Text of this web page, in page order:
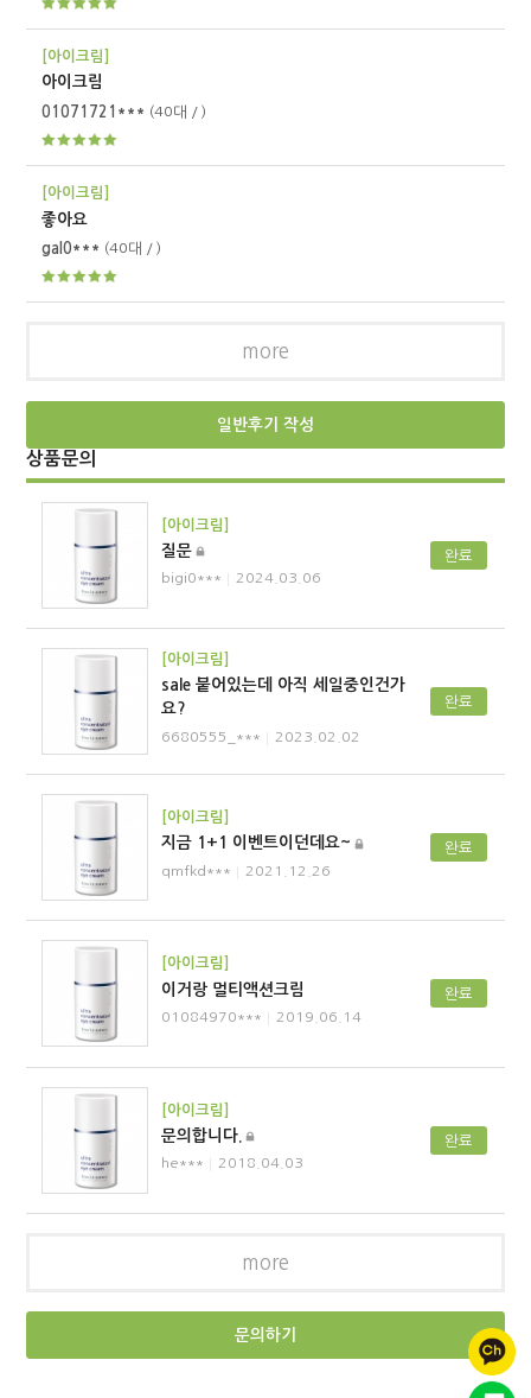
[아이크림]
아이크림
01071721*** (40대 / )
[아이크림]
좋아요
gal0*** (40대 / )
more
일반후기 작성
상품문의
[아이크림]
질문
bigi0*** 2024.03.06
완료
[아이크림]
sale 붙어있는데 아직 세일중인건가
요?
6680555_*** 2023.02.02
완료
[아이크림]
지금 1+1 이벤트이던데요~
qmfkd*** 2021.12.26
완료
[아이크림]
이거랑 멀티액션크림
01084970*** 2019.06.14
완료
[아이크림]
문의합니다.
he*** 2018.04.03
완료
more
문의하기